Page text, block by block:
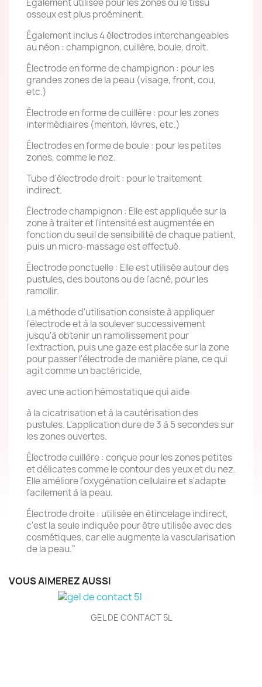
Également utilisée pour les zones où le tissu
osseux est plus proéminent.
Également inclus 4 électrodes interchangeables
au néon : champignon, cuillère, boule, droit.
Électrode en forme de champignon : pour les
grandes zones de la peau (visage, front, cou,
etc.)
Électrode en forme de cuillère : pour les zones
intermédiaires (menton, lèvres, etc.)
Électrodes en forme de boule : pour les petites
zones, comme le nez.
Tube d'électrode droit : pour le traitement
indirect.
Électrode champignon : Elle est appliquée sur la
zone à traiter et l'intensité est augmentée en
fonction du seuil de sensibilité de chaque patient,
puis un micro-massage est effectué.
Électrode ponctuelle : Elle est utilisée autour des
pustules, des boutons ou de l'acné, pour les
ramollir.
La méthode d'utilisation consiste à appliquer
l'électrode et à la soulever successivement
jusqu'à obtenir un ramollissement pour
l'extraction, puis une gaze est placée sur la zone
pour passer l'électrode de manière plane, ce qui
agit comme un bactéricide,
avec une action hémostatique qui aide
à la cicatrisation et à la cautérisation des
pustules. L'application dure de 3 à 5 secondes sur
les zones ouvertes.
Électrode cuillère : conçue pour les zones petites
et délicates comme le contour des yeux et du nez.
Elle améliore l'oxygénation cellulaire et s'adapte
facilement à la peau.
Électrode droite : utilisée en étincelage indirect,
c'est la seule indiquée pour être utilisée avec des
cosmétiques, car elle augmente la vascularisation
de la peau."
VOUS AIMEREZ AUSSI
GEL DE CONTACT 5L